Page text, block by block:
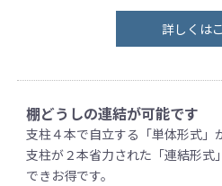
詳しくは
棚どうしの連結が可能です
支柱４本で自立する「単体形式」
支柱が２本省力された「連結形式
できお得です。